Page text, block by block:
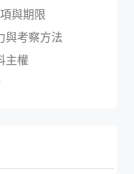
與期限
與考察方法
主權